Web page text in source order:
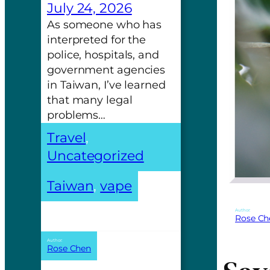
July 24, 2026
As someone who has
interpreted for the
police, hospitals, and
government agencies
in Taiwan, I’ve learned
that many legal
problems…
Travel
Uncategorized
Taiwan, vape
Author:
Rose Chen
Author:
Rose